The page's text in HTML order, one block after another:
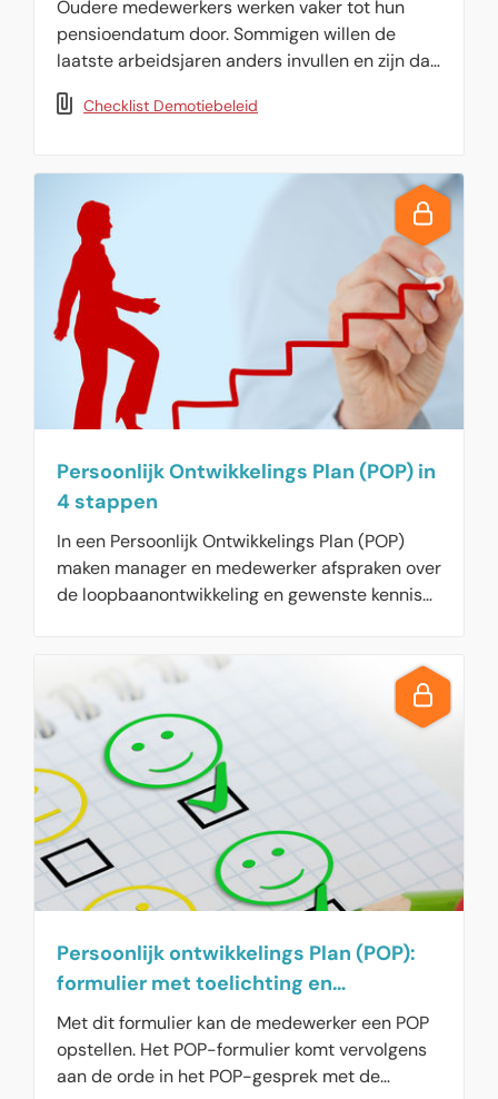
Oudere medewerkers werken vaker tot hun
pensioendatum door. Sommigen willen de
laatste arbeidsjaren anders invullen en zijn dan
bereid om zelf een stap terug te zetten. Hier
vindt u informatie en een checklist over
Checklist Demotiebeleid
Persoonlijk Ontwikkelings Plan (POP) in
4 stappen
In een Persoonlijk Ontwikkelings Plan (POP)
maken manager en medewerker afspraken over
de loopbaanontwikkeling en gewenste kennis
Persoonlijk ontwikkelings Plan (POP):
formulier met toelichting en
hulpvragen
Met dit formulier kan de medewerker een POP
opstellen. Het POP-formulier komt vervolgens
aan de orde in het POP-gesprek met de